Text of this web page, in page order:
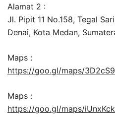
Alamat 2 :
Jl. Pipit 11 No.158, Tegal
Denai, Kota Medan,
Maps :
https://goo.gl/maps/
Maps :
https://goo.gl/maps/